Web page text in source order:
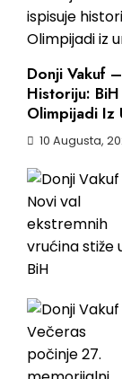
Donji Vakuf
Historiju:
Olimpijadi Iz
10 Augusta,